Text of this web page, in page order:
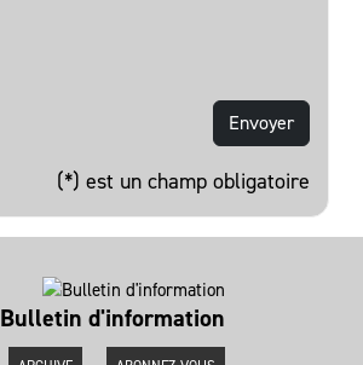
(*) est un champ obligatoire
Bulletin d'information